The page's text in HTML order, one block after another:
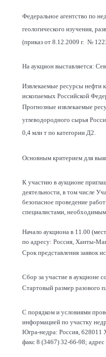
Федеральное агентство по
геологического изучения,
(приказ от 8.12.2009 г. №
На аукцион выставляется:
Извлекаемые ресурсы нефти
ископаемых Российской
Прогнозные извлекаемые
углеводородного сырья
0,4 млн т по категории Д2.
Основным критерием для
К участию в аукционе
деятельности, в том числе
безопасное проведение
специалистами,
Начало аукциона в 11.00
по адресу: Россия, Ханты-
Срок представления заявок
Сбор за участие в аукционе
Стартовый размер разового
С порядком и условиями
информацией по участку
Югра-недра: Россия, 628011
факс 8 (3467) 32-66-98;